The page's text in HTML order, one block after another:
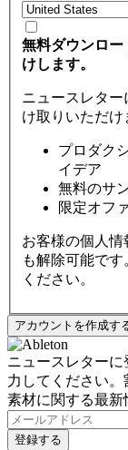
無料ダウンロ
けします。
ニュースレタ
け取りいただけ
プロダク
イデア
無料のサ
限定オフ
お客様の個人
も解除可能です
ください。
ニュースレターに
力してください
素材に関する最新